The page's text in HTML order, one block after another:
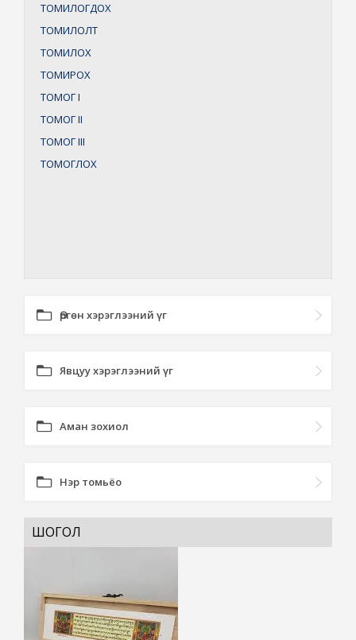
ТОМИЛОГДОХ
ТОМИЛОЛТ
ТОМИЛОХ
ТОМИРОХ
ТОМОГI
ТОМОГII
ТОМОГIII
ТОМОГЛОХ
Өргөн хэрэглээний үг
Явцуу хэрэглээний үг
Аман зохиол
Нэр томьёо
ШОГОЛ